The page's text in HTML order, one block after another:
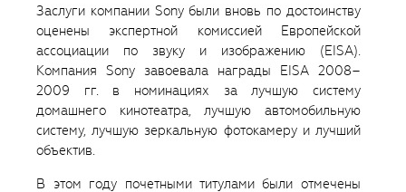
Заслуги компании Sony были вновь по достоинству
оценены экспертной комиссией Европейской
ассоциации по звуку и изображению (EISA).
Компания Sony завоевала награды EISA 2008–
2009 гг. в номинациях за лучшую систему
домашнего кинотеатра, лучшую автомобильную
систему, лучшую зеркальную фотокамеру и лучший
объектив.
В этом году почетными титулами были отмечены